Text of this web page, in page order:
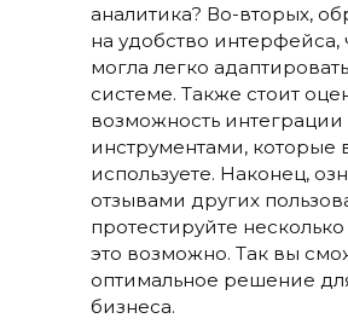
аналитика? Во-вторых,
на удобство интерфейса,
могла легко
системе. Также стоит
возможность
инструментами, которые
используете. Наконец,
отзывами других
протестируйте
это возможно. Так вы
оптимальное решение
бизнеса.